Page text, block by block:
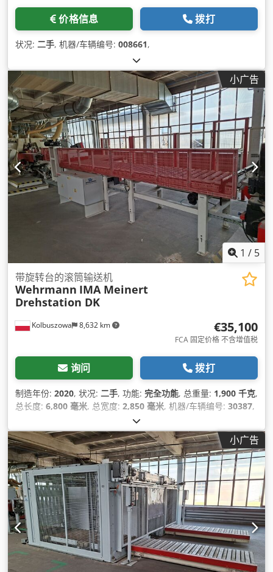
价格信息 拨打
状况: 二手, 机器/车辆编号: 008661,
小广告
1 / 5
Kolbuszowa 8,632 km
带旋转台的滚筒输送机
Wehrmann IMA Meinert
Drehstation DK
€35,100
FCA 固定价格 不含增值税
询问 拨打
制造年份: 2020, 状况: 二手, 功能: 完全功能, 总重量: 1,900 千克,
总长度: 6,800 毫米, 总宽度: 2,850 毫米, 机器/车辆编号: 30387,
小广告